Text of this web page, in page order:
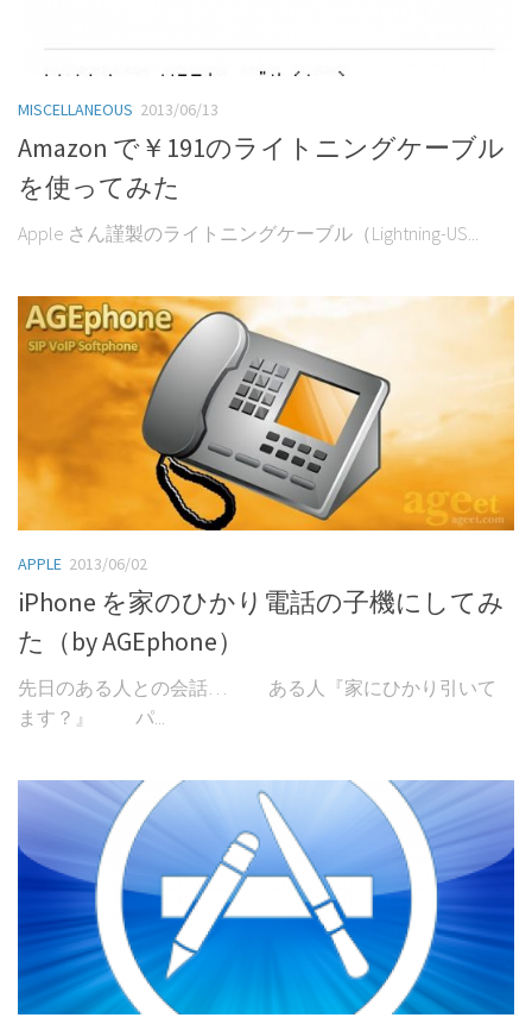
MISCELLANEOUS 2013/06/13
Amazon で￥191のライトニングケーブル
を使ってみた
Apple さん謹製のライトニングケーブル（Lightning-US...
APPLE 2013/06/02
iPhone を家のひかり電話の子機にしてみ
た（by AGEphone）
先日のある人との会話… ある人『家にひかり引いて
ます？』 パ...